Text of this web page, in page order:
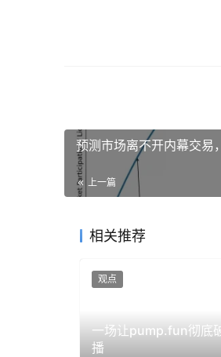
对于给伊朗造成损失的
矛头直指美以。同时，
其次，为美伊谈判留余
巴基斯坦却声称不与美
2026年 4月 25 日，巴
再次，给伊朗提供新的
预测市场离不开内幕交易
上一篇
相关推荐
一场让pump.fun彻底
播
观点